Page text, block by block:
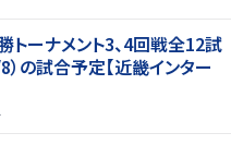
トーナメント3、4回戦全12試
の試合予定【近畿インター